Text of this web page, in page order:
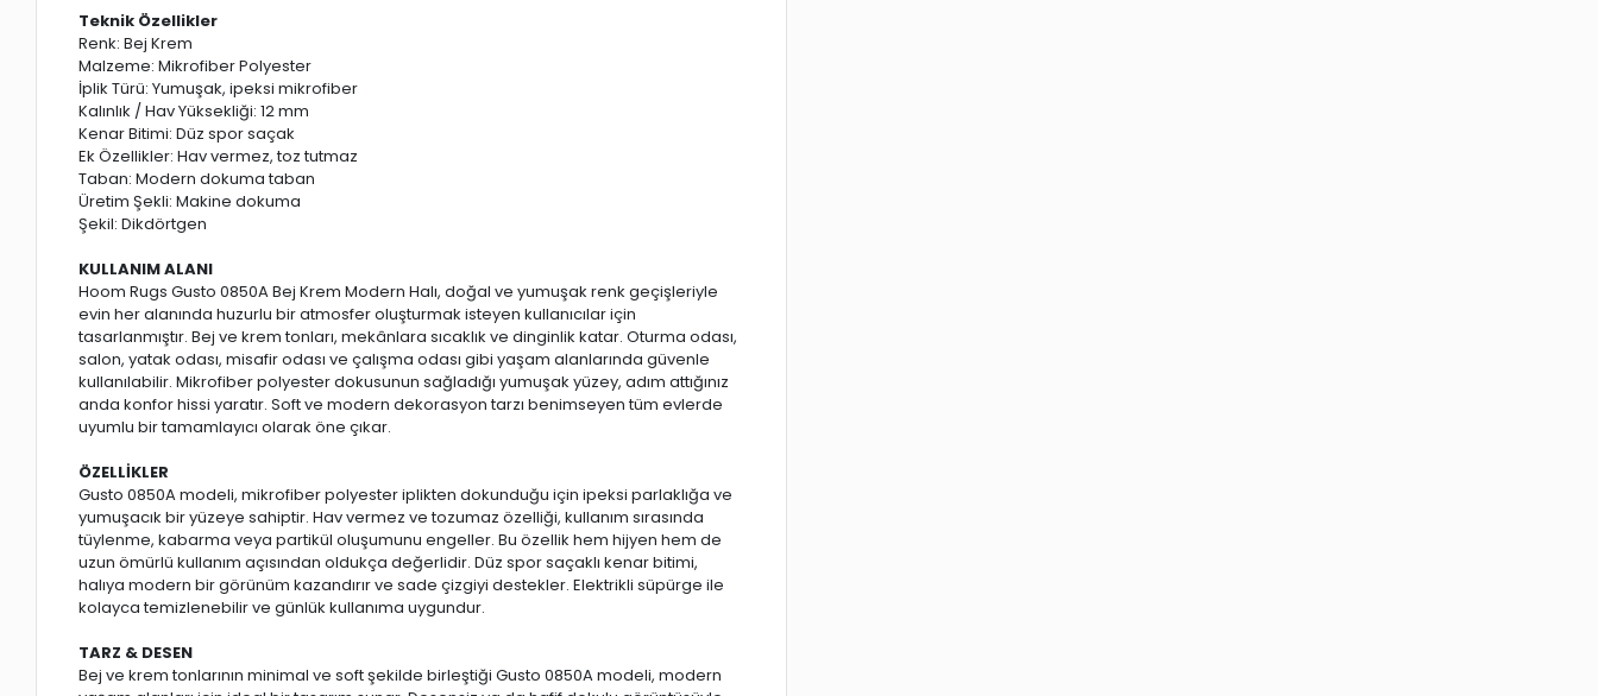
Teknik Özellikler
Renk: Bej Krem
Malzeme: Mikrofiber Polyester
İplik Türü: Yumuşak, ipeksi mikrofiber
Kalınlık / Hav Yüksekliği: 12 mm
Kenar Bitimi: Düz spor saçak
Ek Özellikler: Hav vermez, toz tutmaz
Taban: Modern dokuma taban
Üretim Şekli: Makine dokuma
Şekil: Dikdörtgen
KULLANIM ALANI
Hoom Rugs Gusto 0850A Bej Krem Modern Halı, doğal ve yumuşak renk geçişleriyle
evin her alanında huzurlu bir atmosfer oluşturmak isteyen kullanıcılar için
tasarlanmıştır. Bej ve krem tonları, mekânlara sıcaklık ve dinginlik katar. Oturma odası,
salon, yatak odası, misafir odası ve çalışma odası gibi yaşam alanlarında güvenle
kullanılabilir. Mikrofiber polyester dokusunun sağladığı yumuşak yüzey, adım attığınız
anda konfor hissi yaratır. Soft ve modern dekorasyon tarzı benimseyen tüm evlerde
uyumlu bir tamamlayıcı olarak öne çıkar.
ÖZELLİKLER
Gusto 0850A modeli, mikrofiber polyester iplikten dokunduğu için ipeksi parlaklığa ve
yumuşacık bir yüzeye sahiptir. Hav vermez ve tozumaz özelliği, kullanım sırasında
tüylenme, kabarma veya partikül oluşumunu engeller. Bu özellik hem hijyen hem de
uzun ömürlü kullanım açısından oldukça değerlidir. Düz spor saçaklı kenar bitimi,
halıya modern bir görünüm kazandırır ve sade çizgiyi destekler. Elektrikli süpürge ile
kolayca temizlenebilir ve günlük kullanıma uygundur.
TARZ & DESEN
Bej ve krem tonlarının minimal ve soft şekilde birleştiği Gusto 0850A modeli, modern